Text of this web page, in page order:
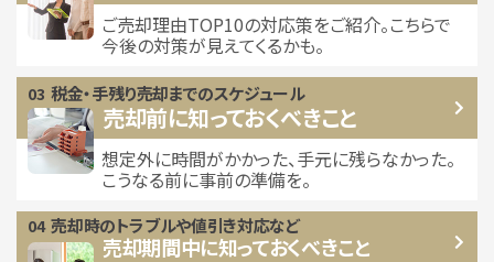
ご売却理由TOP10の対応策をご紹介。こちらで
今後の対策が見えてくるかも。
税金・手残り売却までのスケジュール
売却前に知っておくべきこと
想定外に時間がかかった、手元に残らなかった。
こうなる前に事前の準備を。
売却時のトラブルや値引き対応など
売却期間中に知っておくべきこと